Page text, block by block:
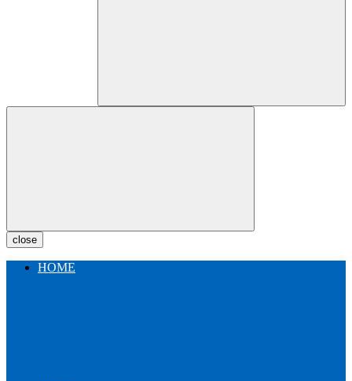
close
HOME